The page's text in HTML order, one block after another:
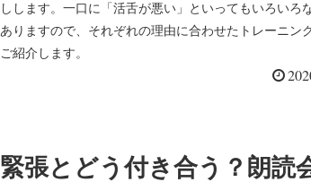
しします。一口に「活舌が悪い」といってもいろいろ
ありますので、それぞれの理由に合わせたトレーニン
ご紹介します。
緊張とどう付き合う？朗読